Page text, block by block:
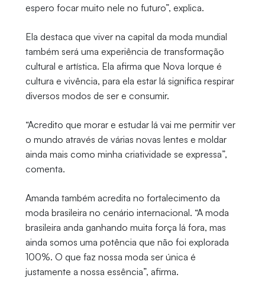
espero focar muito nele no futuro”, explica.
Ela destaca que viver na capital da moda mundial
também será uma experiência de transformação
cultural e artística. Ela afirma que Nova Iorque é
cultura e vivência, para ela estar lá significa respirar
diversos modos de ser e consumir.
“Acredito que morar e estudar lá vai me permitir ver
o mundo através de várias novas lentes e moldar
ainda mais como minha criatividade se expressa”,
comenta.
Amanda também acredita no fortalecimento da
moda brasileira no cenário internacional. “A moda
brasileira anda ganhando muita força lá fora, mas
ainda somos uma potência que não foi explorada
100%. O que faz nossa moda ser única é
justamente a nossa essência”, afirma.